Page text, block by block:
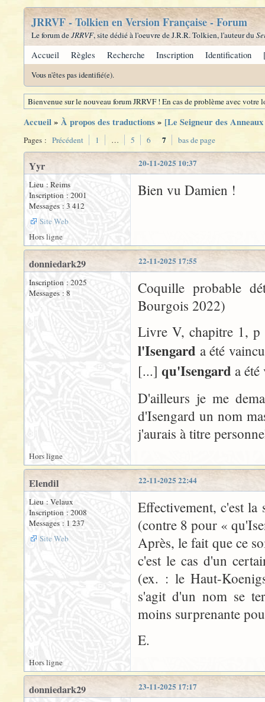
JRRVF - Tolkien en Version Française - Forum
Le forum deJRRVF, site dédié à l'oeuvre de J.R.R. Tolkien, l'auteur du
Accueil Règles Recherche Inscription Identification
Vous n'êtes pas identifié(e).
Bienvenue sur le nouveau forum JRRVF ! En cas de problème avec
Accueil» À propos des traductions» [Le Seigneur des
Pages : Précédent 1 … 5 6 7 bas de page
20-11-2025 10:37
Yyr
Lieu : Reims
Inscription : 2001
Messages : 3 412
Site Web
Bien vu Damien !
Hors ligne
22-11-2025 17:55
donniedark29
Inscription : 2025
Messages : 8
Coquille probable
Bourgois 2022)
Livre V, chapitre 1,
l'Isengard a été
[...] qu'Isengard a
D'ailleurs je me
d'Isengard un nom
j'aurais à titre
Hors ligne
22-11-2025 22:44
Elendil
Lieu : Velaux
Inscription : 2008
Messages : 1 237
Site Web
Effectivement, c'est la
(contre 8 pour «
Après, le fait que ce
c'est le cas d'un
(ex. : le Haut-
s'agit d'un nom se
moins surprenante
E.
Hors ligne
23-11-2025 17:17
donniedark29